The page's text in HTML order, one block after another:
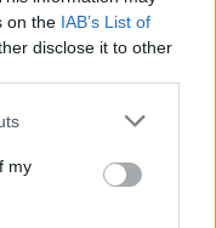
on the IAB’s List of
disclose it to other
my
102 χρόνια μετά